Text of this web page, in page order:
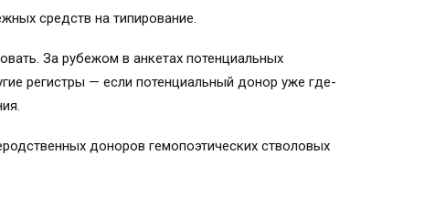
средств на типирование.
За рубежом в анкетах потенциальных
регистры — если потенциальный донор уже где-
доноров гемопоэтических стволовых